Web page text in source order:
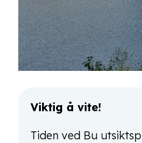
Viktig å vite!
Tiden ved Bu